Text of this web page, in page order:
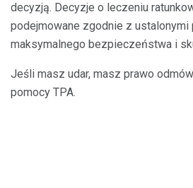
decyzją. Decyzje o leczeniu
podejmowane zgodnie z ustalonymi
maksymalnego bezpieczeństwa i
Jeśli masz udar, masz prawo
pomocy TPA.